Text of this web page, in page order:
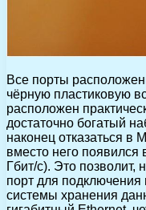
Все порты
чёрную пластиковую
расположен
достаточно богатый
наконец отказаться в
вместо него появился
Гбит/с). Это позволит,
порт для
системы хранения